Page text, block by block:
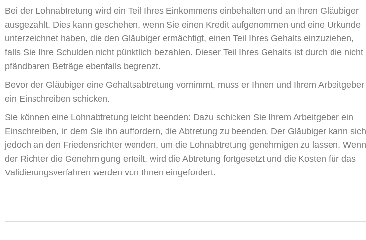
Bei der Lohnabtretung wird ein Teil Ihres Einkommens einbehalten und an Ihren Gläubiger
ausgezahlt. Dies kann geschehen, wenn Sie einen Kredit aufgenommen und eine Urkunde
unterzeichnet haben, die den Gläubiger ermächtigt, einen Teil Ihres Gehalts einzuziehen,
falls Sie Ihre Schulden nicht pünktlich bezahlen. Dieser Teil Ihres Gehalts ist durch die nicht
pfändbaren Beträge ebenfalls begrenzt.
Bevor der Gläubiger eine Gehaltsabtretung vornimmt, muss er Ihnen und Ihrem Arbeitgeber
ein Einschreiben schicken.
Sie können eine Lohnabtretung leicht beenden: Dazu schicken Sie Ihrem Arbeitgeber ein
Einschreiben, in dem Sie ihn auffordern, die Abtretung zu beenden. Der Gläubiger kann sich
jedoch an den Friedensrichter wenden, um die Lohnabtretung genehmigen zu lassen. Wenn
der Richter die Genehmigung erteilt, wird die Abtretung fortgesetzt und die Kosten für das
Validierungsverfahren werden von Ihnen eingefordert.